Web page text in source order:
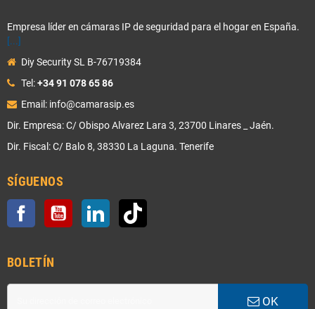
Empresa líder en cámaras IP de seguridad para el hogar en España.
[...]
Diy Security SL B-76719384
Tel:+34 91 078 65 86
Email: info@camarasip.es
Dir. Empresa: C/ Obispo Alvarez Lara 3, 23700 Linares _ Jaén.
Dir. Fiscal: C/ Balo 8, 38330 La Laguna. Tenerife
SÍGUENOS
Facebook YouTube LinkedIn
BOLETÍN
OK